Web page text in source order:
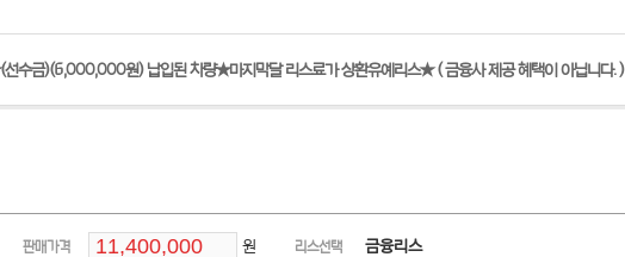
수금)(6,000,000원) 납입된 차량★마지막달 리스료가 상환유예리스★ ( 금융사 제공 혜택이 아닙니다. )
판매가격 원 리스선택 금융리스